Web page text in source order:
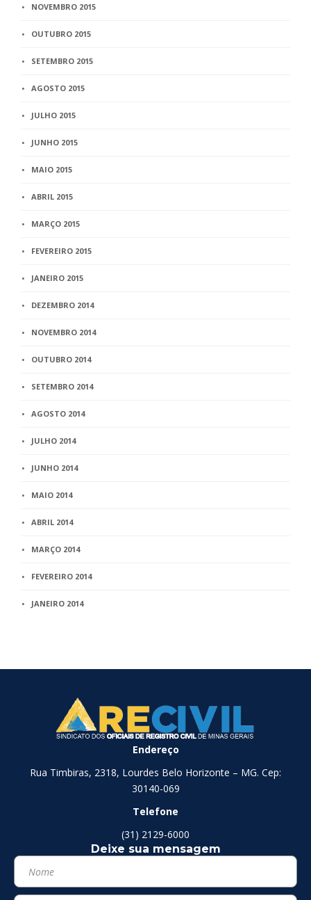
NOVEMBRO 2015
OUTUBRO 2015
SETEMBRO 2015
AGOSTO 2015
JULHO 2015
JUNHO 2015
MAIO 2015
ABRIL 2015
MARÇO 2015
FEVEREIRO 2015
JANEIRO 2015
DEZEMBRO 2014
NOVEMBRO 2014
OUTUBRO 2014
SETEMBRO 2014
AGOSTO 2014
JULHO 2014
JUNHO 2014
MAIO 2014
ABRIL 2014
MARÇO 2014
FEVEREIRO 2014
JANEIRO 2014
Endereço
Rua Timbiras, 2318, Lourdes Belo Horizonte – MG. Cep:
30140-069
Telefone
(31) 2129-6000
Deixe sua mensagem